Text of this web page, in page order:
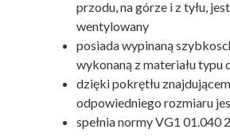
przodu, na górze i z tyłu,
wentylowany
posiada wypinaną
wykonaną z materiału typu
dzięki pokrętłu
odpowiedniego rozmiaru
spełnia normy VG1 01.040